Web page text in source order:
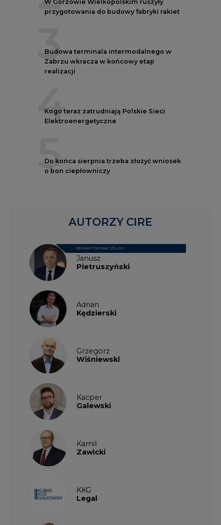
przygotowania do budowy fabryki rakiet
3
Budowa terminala intermodalnego w
Zabrzu wkracza w końcowy etap
realizacji
4
Kogo teraz zatrudniają Polskie Sieci
Elektroenergetyczne
5
Do końca sierpnia trzeba złożyć wniosek
o bon ciepłowniczy
Janusz
Pietruszyński
REDAKTOR NACZELNY
Adrian
Kędzierski
Grzegorz
Wiśniewski
Kacper
Galewski
Kamil
Zawicki
KKG
Legal
AUTORZY CIRE